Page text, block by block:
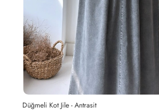
Pile Detaylı Kuşaklı Jile - Siyah